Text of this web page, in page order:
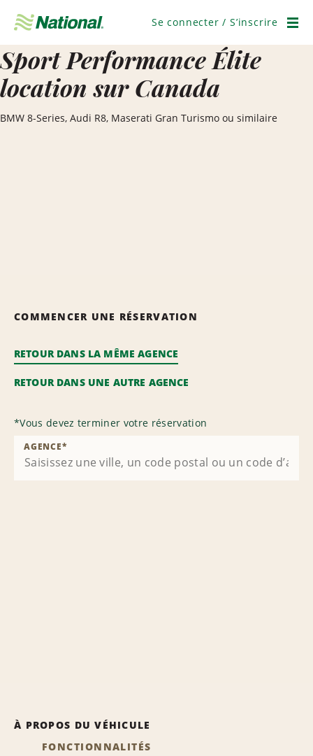
navigation
Se connecter / S’inscrire
Sport Performance Élite
location sur Canada
BMW 8-Series, Audi R8, Maserati Gran Turismo ou similaire
COMMENCER UNE RÉSERVATION
RETOUR DANS LA MÊME AGENCE
RETOUR DANS UNE AUTRE AGENCE
*Vous devez terminer votre réservation
AGENCE*
À PROPOS DU VÉHICULE
FONCTIONNALITÉS